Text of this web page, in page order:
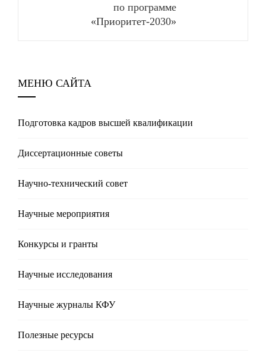
по программе
«Приоритет-2030»
МЕНЮ САЙТА
Подготовка кадров высшей квалификации
Диссертационные советы
Научно-технический совет
Научные мероприятия
Конкурсы и гранты
Научные исследования
Научные журналы КФУ
Полезные реcурсы